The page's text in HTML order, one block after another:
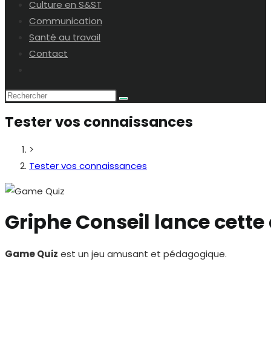
Culture en S&ST
Communication
Santé au travail
Contact
search
Tester vos connaissances
>
Tester vos connaissances
Griphe Conseil lance cette
Game Quiz est un jeu amusant et pédagogique.